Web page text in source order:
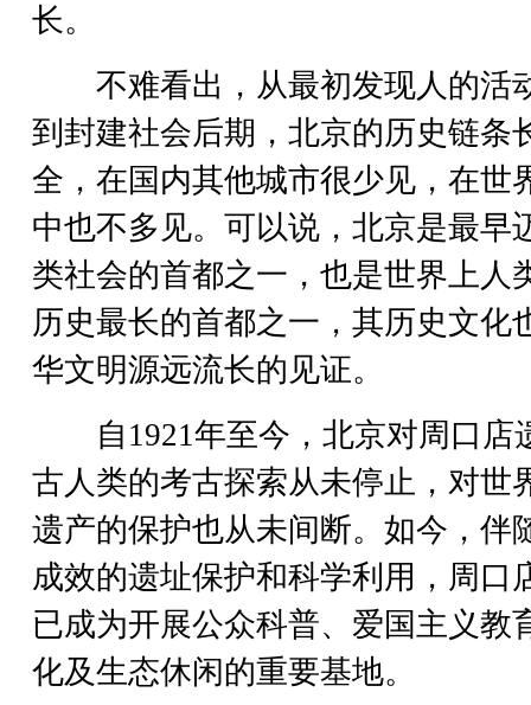
长。
不难看出，从最初发现人的活
到封建社会后期，北京的历史链条
全，在国内其他城市很少见，在世
中也不多见。可以说，北京是最早
类社会的首都之一，也是世界上人
历史最长的首都之一，其历史文化
华文明源远流长的见证。
自1921年至今，北京对周口店
古人类的考古探索从未停止，对世
遗产的保护也从未间断。如今，伴
成效的遗址保护和科学利用，周口
已成为开展公众科普、爱国主义教
化及生态休闲的重要基地。